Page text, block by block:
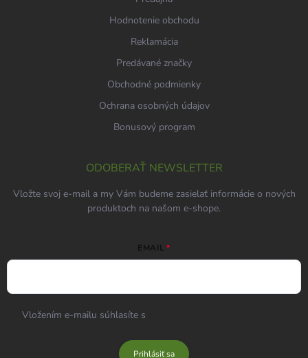
Hodnotenie obchodu
Reklamácia
Predávané značky
Obchodné podmienky
Ochrana osobných údajov
Bonusový program
ODOBERAŤ NEWSLETTER
Vložte svoj e-mail a my Vám budeme zasielať informácie o nových
produktoch na našom e-shope.
EMAIL
Vložením e-mailu súhlasíte s
Prihlásiť sa